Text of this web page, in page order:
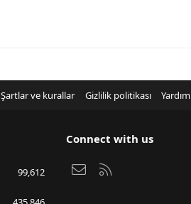
Şartlar ve kurallar Gizlilik politikası Yardım
99,612
Connect with us
Bize ulaşın